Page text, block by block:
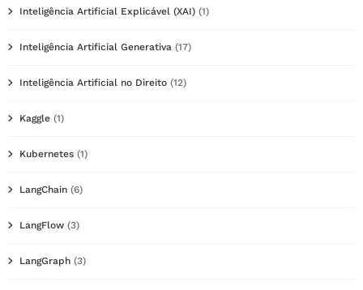
Inteligência Artificial Explicável (XAI) (1)
Inteligência Artificial Generativa (17)
Inteligência Artificial no Direito (12)
Kaggle (1)
Kubernetes (1)
LangChain (6)
LangFlow (3)
LangGraph (3)